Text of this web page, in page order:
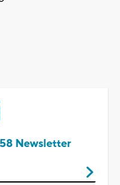
Newsletter